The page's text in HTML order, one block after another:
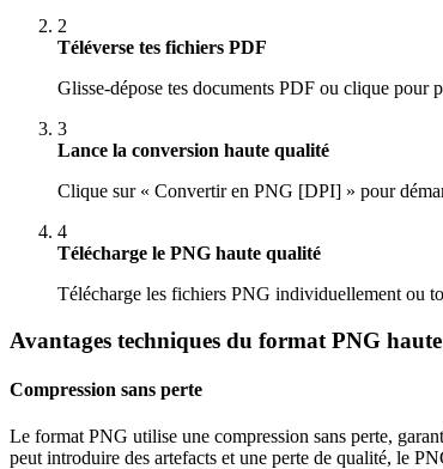
2
Téléverse tes fichiers PDF
Glisse-dépose tes documents PDF ou clique pour
3
Lance la conversion haute qualité
Clique sur « Convertir en PNG [DPI] » pour
4
Télécharge le PNG haute qualité
Télécharge les fichiers PNG individuellement ou
Avantages techniques du format PNG
Compression sans perte
Le format PNG utilise une compression sans perte,
peut introduire des artefacts et une perte de qualité, le